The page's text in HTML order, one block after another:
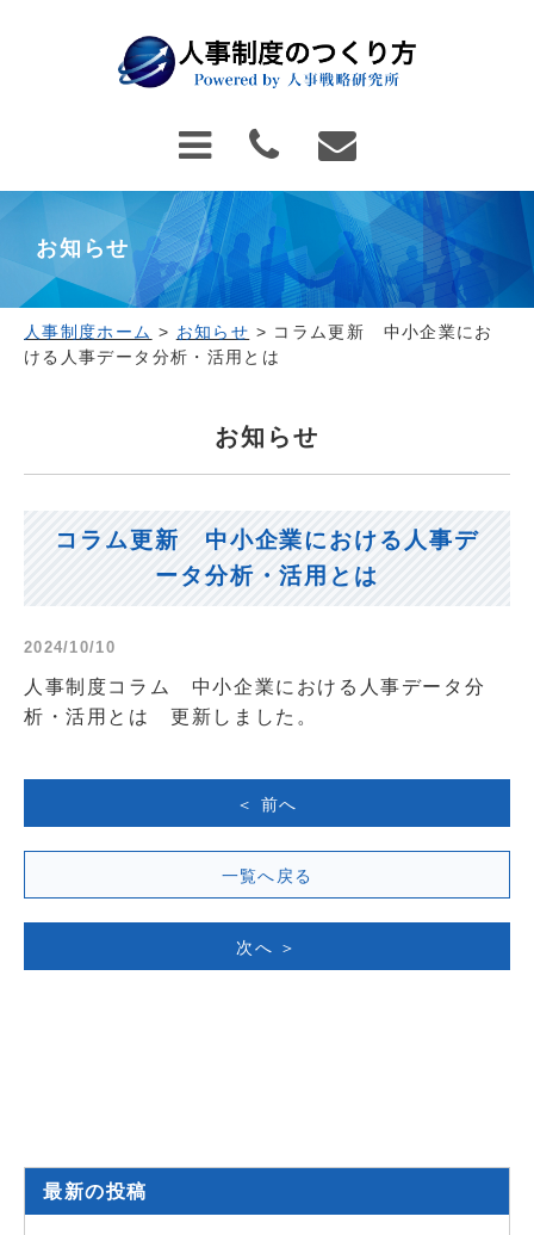
お知らせ
人事制度ホーム > お知らせ > コラム更新 中小企業にお
ける人事データ分析・活用とは
お知らせ
コラム更新 中小企業における人事デ
ータ分析・活用とは
2024/10/10
人事制度コラム 中小企業における人事データ分
析・活用とは 更新しました。
＜ 前へ
一覧へ戻る
次へ ＞
最新の投稿